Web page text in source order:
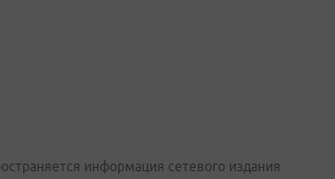
информация сетевого издания